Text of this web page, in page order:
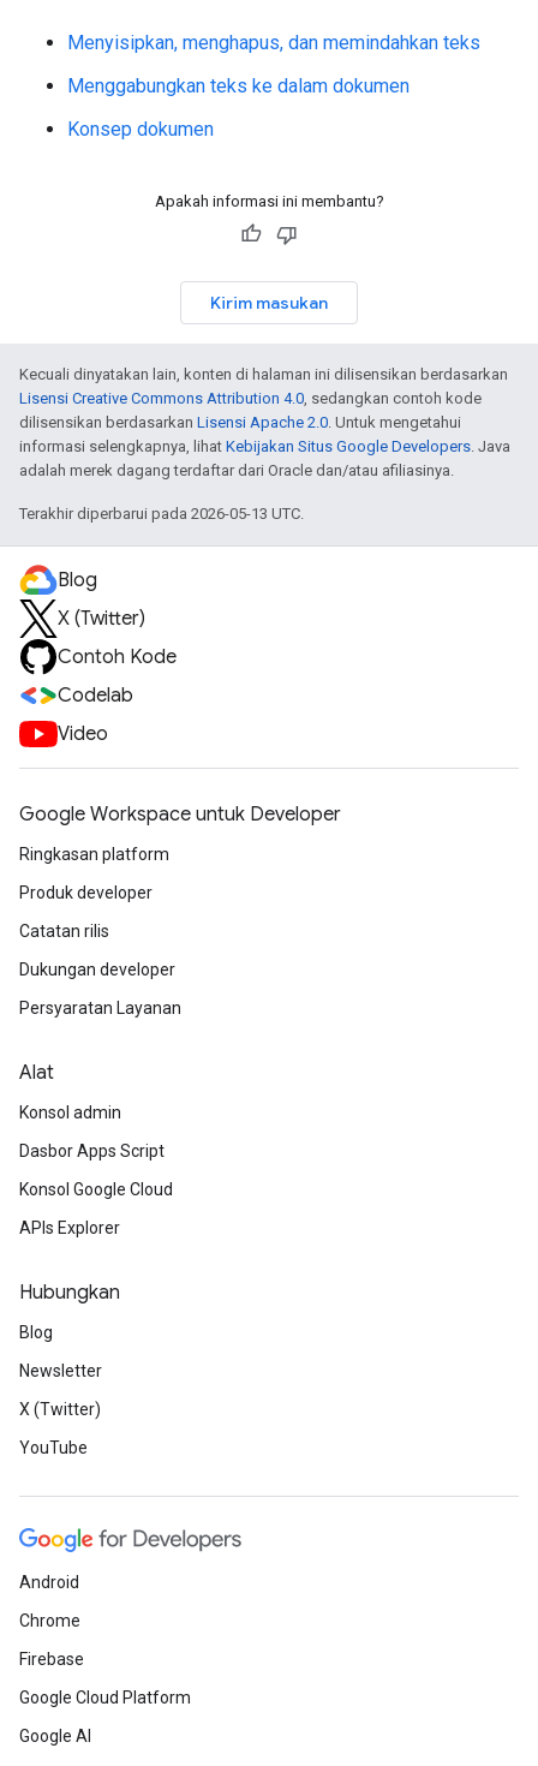
Menyisipkan, menghapus, dan memindahkan teks
Menggabungkan teks ke dalam dokumen
Konsep dokumen
Apakah informasi ini membantu?
Kirim masukan
Kecuali dinyatakan lain, konten di halaman ini dilisensikan berdasarkan
Lisensi Creative Commons Attribution 4.0, sedangkan contoh kode
dilisensikan berdasarkan Lisensi Apache 2.0. Untuk mengetahui
informasi selengkapnya, lihat Kebijakan Situs Google Developers. Java
adalah merek dagang terdaftar dari Oracle dan/atau afiliasinya.
Terakhir diperbarui pada 2026-05-13 UTC.
Blog
X (Twitter)
Contoh Kode
Codelab
Video
Google Workspace untuk Developer
Ringkasan platform
Produk developer
Catatan rilis
Dukungan developer
Persyaratan Layanan
Alat
Konsol admin
Dasbor Apps Script
Konsol Google Cloud
APIs Explorer
Hubungkan
Blog
Newsletter
X (Twitter)
YouTube
Android
Chrome
Firebase
Google Cloud Platform
Google AI